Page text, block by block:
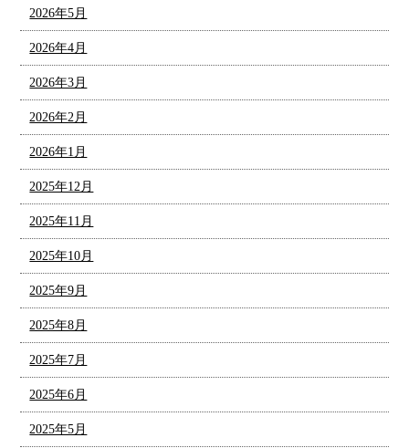
2026年5月
2026年4月
2026年3月
2026年2月
2026年1月
2025年12月
2025年11月
2025年10月
2025年9月
2025年8月
2025年7月
2025年6月
2025年5月